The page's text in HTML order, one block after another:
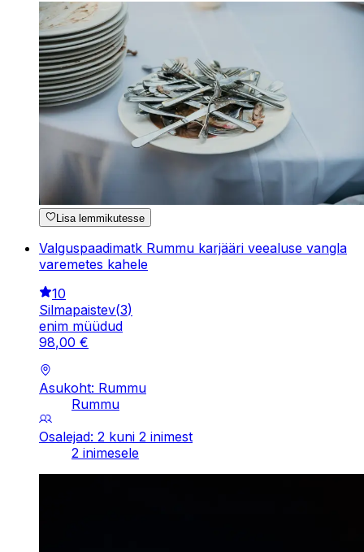
Lisa lemmikutesse
Valguspaadimatk Rummu karjääri veealuse vangla
varemetes kahele
10
Silmapaistev(3)
enim müüdud
98,00 €
Asukoht: Rummu
Rummu
Osalejad: 2 kuni 2 inimest
2 inimesele